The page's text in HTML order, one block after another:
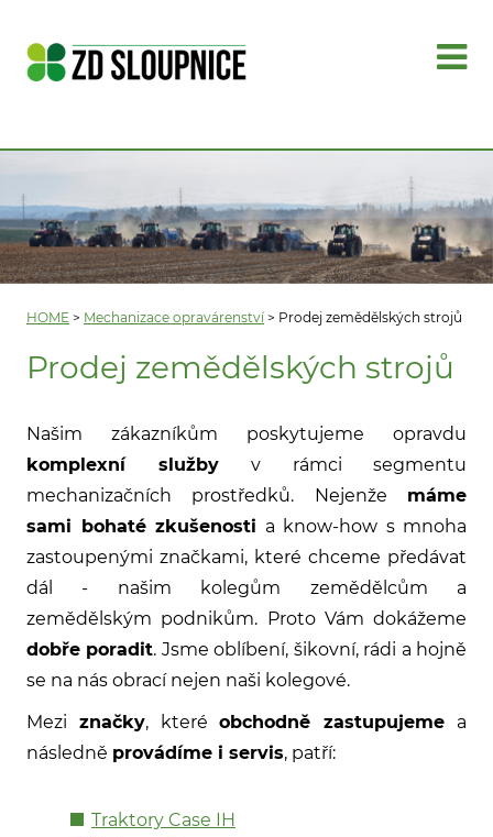
HOME > Mechanizace opravárenství> Prodej zemědělských strojů
Prodej zemědělských strojů
Našim zákazníkům poskytujeme opravdu
komplexní služby v rámci segmentu
mechanizačních prostředků. Nejenže máme
sami bohaté zkušenosti a know-how s mnoha
zastoupenými značkami, které chceme předávat
dál - našim kolegům zemědělcům a
zemědělským podnikům. Proto Vám dokážeme
dobře poradit. Jsme oblíbení, šikovní, rádi a hojně
se na nás obrací nejen naši kolegové.
Mezi značky, kteréobchodně zastupujeme a
následně provádíme i servis, patří:
Traktory Case IH